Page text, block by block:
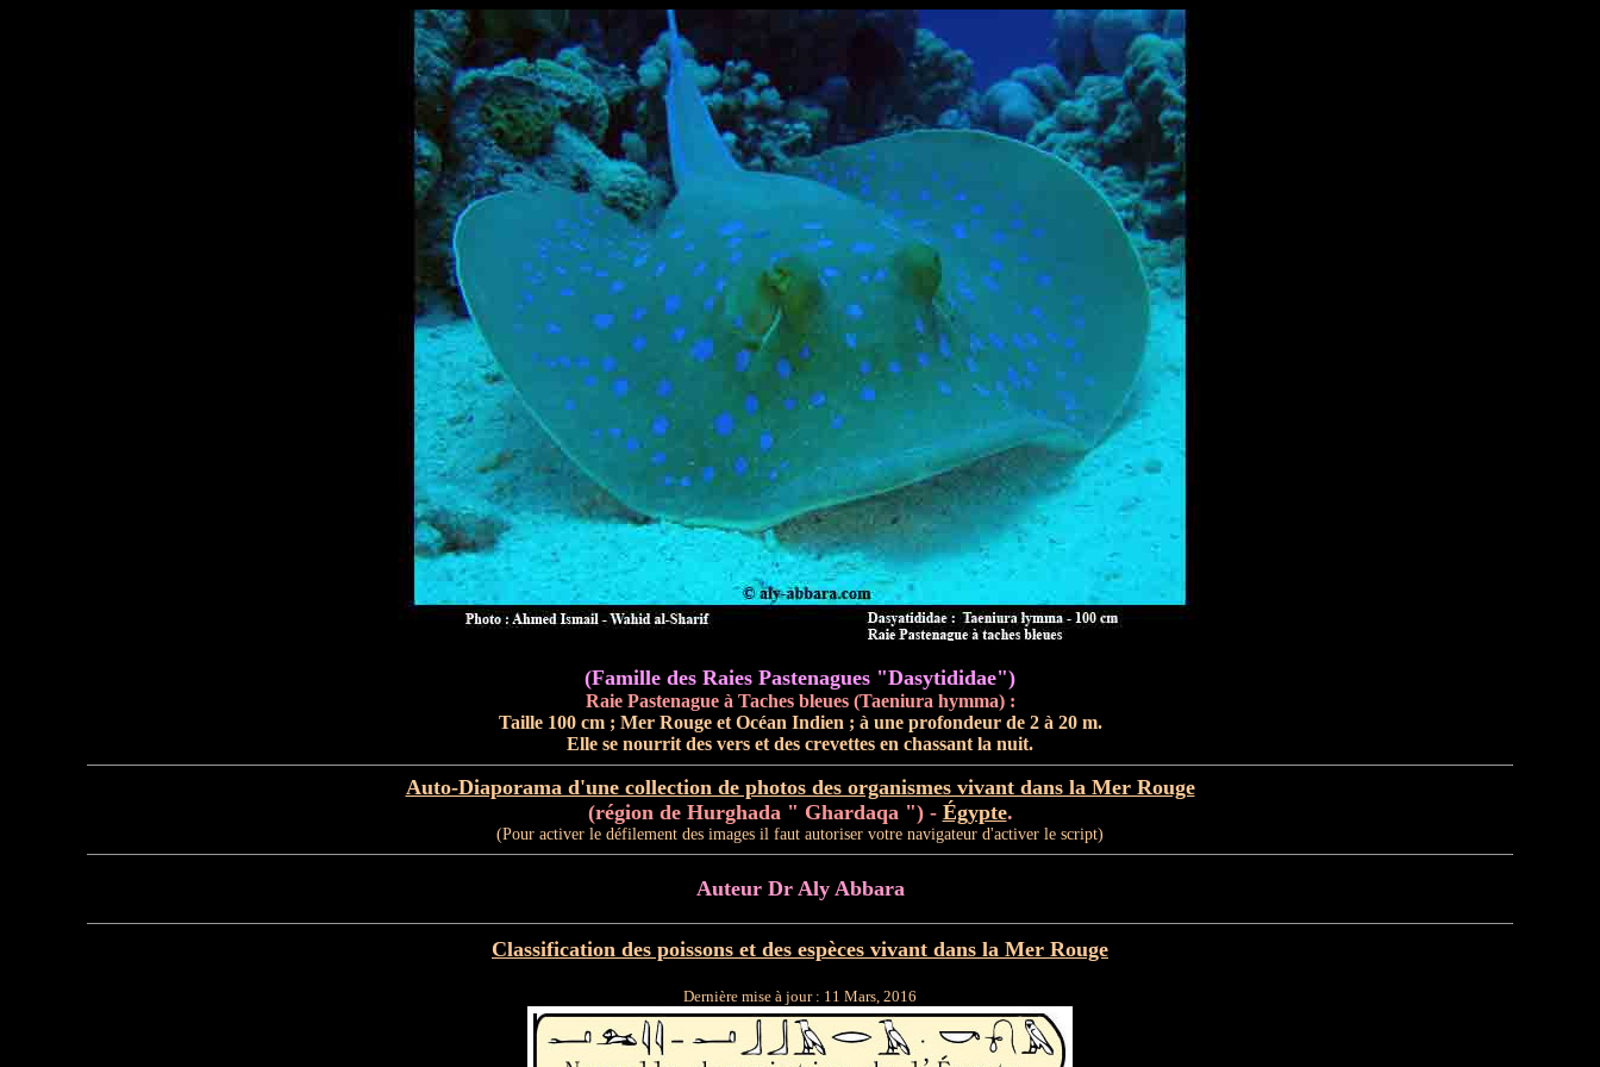
(Famille des Raies Pastenagues "Dasytididae")
Raie Pastenague à Taches bleues (Taeniura hymma) :
Taille 100 cm ; Mer Rouge et Océan Indien ; à une profondeur de 2 à 20 m.
Elle se nourrit des vers et des crevettes en chassant la nuit.
Auto-Diaporama d'une collection de photos des organismes vivant dans la Mer Rouge
(région de Hurghada " Ghardaqa ") - Égypte.
(Pour activer le défilement des images il faut autoriser votre navigateur d'activer le script)
Auteur Dr Aly Abbara
Classification des poissons et des espèces vivant dans la Mer Rouge
Dernière mise à jour : 11 Mars, 2016